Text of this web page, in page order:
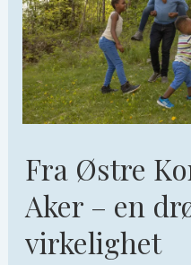
Fra Østre
Aker – en
virkelighet